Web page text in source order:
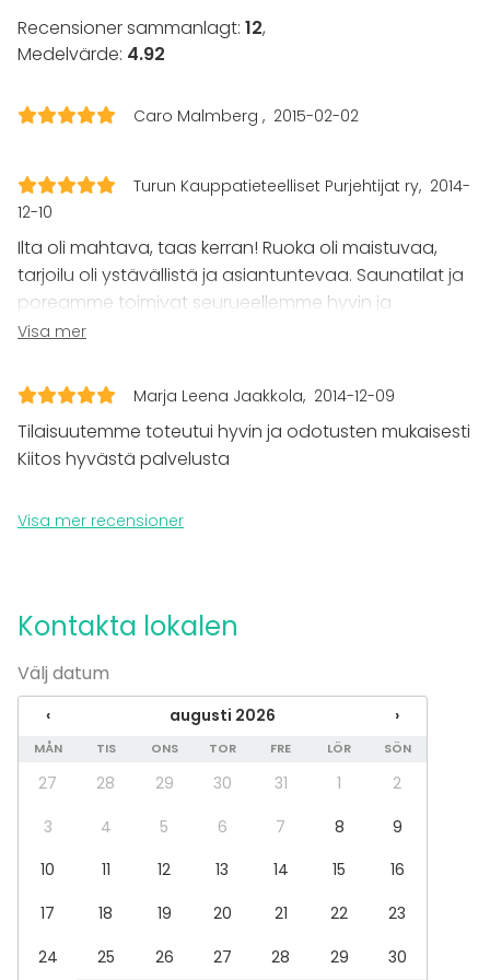
Övernattningsmöjlighet
Dansgolv
Utrustning
Scen
Anteckningsmaterial
Whiteboard / Blädderblock
Handdukar
Servis
Evenemang
Bröllop
Spa / relax / bastu
Middag / Lunch
Möte
Föreställning / show
Julbord / Julfest
Lokal
Bankettsal
Bastu
Restaurang
Herrgård / Villa
Aktiviteter
Utomhusaktiviteter
Båtturer / segling
Recensioner sammanlagt: 12,
Medelvärde: 4.92
Caro Malmberg 2015-02-02
Turun Kauppatieteelliset Purjehtijat ry 2014-
12-10
Ilta oli mahtava, taas kerran! Ruoka oli maistuvaa,
tarjoilu oli ystävällistä ja asiantuntevaa. Saunatilat ja
poreamme toimivat seurueellemme hyvin ja
juomatarjoilu saunamökissä oli heinosti järjestetty.
erinomaisesti!
Visa mer
Marja Leena Jaakkola 2014-12-09
Tilaisuutemme toteutui hyvin ja odotusten mukaisesti
Kiitos hyvästä palvelusta
Visa mer recensioner
Kontakta lokalen
Välj datum
‹ augusti 2026 ›
MÅN TIS ONS TOR FRE LÖR SÖN
27 28 29 30 31 1
2
3
4 5 6 7 8
9
10
11 12 13 14 15
16
17
18 19 20 21 22
23
24
25 26 27 28 29
30